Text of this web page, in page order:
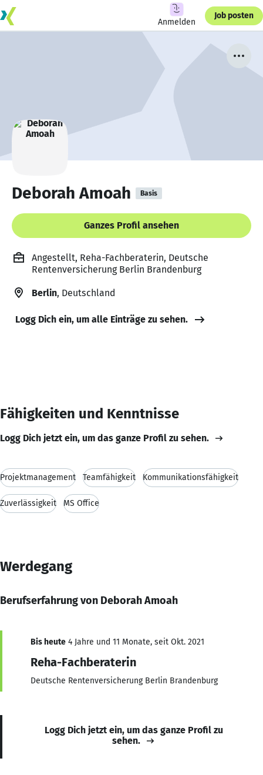
Anmelden
Job posten
Deborah Amoah Basis
Ganzes Profil ansehen
Angestellt, Reha-Fachberaterin, Deutsche
Rentenversicherung Berlin Brandenburg
Berlin, Deutschland
Logg Dich ein, um alle Einträge zu sehen.
Fähigkeiten und Kenntnisse
Logg Dich jetzt ein, um das ganze Profil zu sehen.
Projektmanagement Teamfähigkeit Kommunikationsfähigkeit
Zuverlässigkeit MS Office
Werdegang
Berufserfahrung von Deborah Amoah
Bis heute 4 Jahre und 11 Monate, seit Okt. 2021
Reha-Fachberaterin
Deutsche Rentenversicherung Berlin Brandenburg
Logg Dich jetzt ein, um das ganze Profil zu
sehen.